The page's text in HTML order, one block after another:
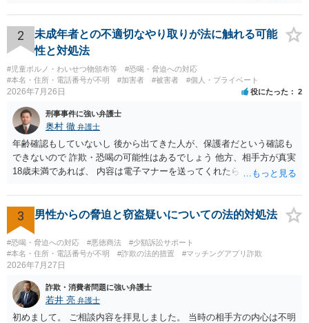
2
未成年者との不適切なやり取りが法に触れる可能
性と対処法
#児童ポルノ・わいせつ物頒布等
#恐喝・脅迫への対応
#本名・住所・電話番号が不明
#加害者 #被害者 #個人・プライベート
2026年7月26日 役にたった 2
刑事事件に強い弁護士
奥村 徹 弁護士
年齢確認もしていないし 後から出てきた人が、保護者だという確認も
できないので 詐欺・恐喝の可能性はあるでしょう 他方、相手方が真実
18歳未満であれば、 内容は電子マナーを送ってくれたら自慰行為など
画の尺は10分ほど、服を着たままで胸を触って欲しい、などの要望を
して、要求された金額(1000円程度)の電子マネーを送信してしまいま
した。 そこから、撮影するまで暇なので顔の雰囲気の写真を交換して
欲しい、住んでいる都道府県と区を教えてと言われたので教えたりと
言ったやり取りをしていました。 というやりとりは、青少年条例違反
（わいせつ行為）の疑いがあります。18歳未満と知らなくても処罰可
能です。
3 男性からの脅迫と窃盗疑いについての法的対処法
#恐喝・脅迫への対応 #悪徳商法
#少額訴訟サポート
#本名・住所・電話番号が不明
#詐欺の法的措置 #マッチングアプリ詐欺
2026年7月27日
詐欺・消費者問題に強い弁護士
若井 亮 弁護士
初めまして。 ご相談内容を拝見しました。 当時の相手方の内心は不明